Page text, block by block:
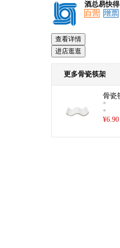
酒总易快得
自营
增票
查看详情
进店逛逛
更多骨瓷筷架
骨瓷
*
*
¥6.90